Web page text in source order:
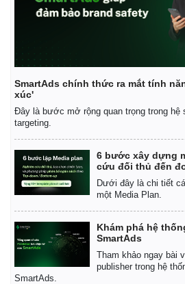
Pháp luật
Vụ án
Tư vấn luật
Vũ
SmartAds chính thức ra mắt tính
xúc'
Đây là bước mở rộng quan trọng trong hệ
targeting.
6 bước xây dựng
cứu đối thủ đến
Dưới đây là chi tiết
một Media Plan.
Khám phá hệ
SmartAds
Tham khảo ngay bài
publisher trong hệ
SmartAds.